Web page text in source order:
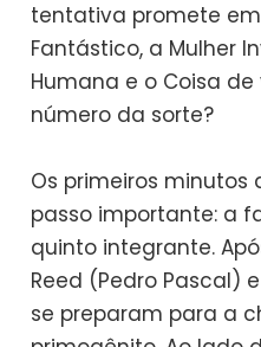
tentativa promete
Fantástico, a Mulher
Humana e o Coisa
número da sorte?
Os primeiros
passo importante: a
quinto integrante.
Reed (Pedro Pascal)
se preparam para a